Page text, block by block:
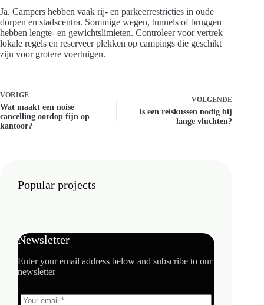
Ja. Campers hebben vaak rij- en parkeerrestricties in oude
dorpen en stadscentra. Sommige wegen, tunnels of bruggen
hebben lengte- en gewichtslimieten. Controleer voor vertrek
lokale regels en reserveer plekken op campings die geschikt
zijn voor grotere voertuigen.
VORIGE
Wat maakt een noise
cancelling oordop fijn op
kantoor?
VOLGENDE
Is een reiskussen nodig bij
lange vluchten?
Popular projects
Newsletter
Enter your email address below and subscribe to our
newsletter